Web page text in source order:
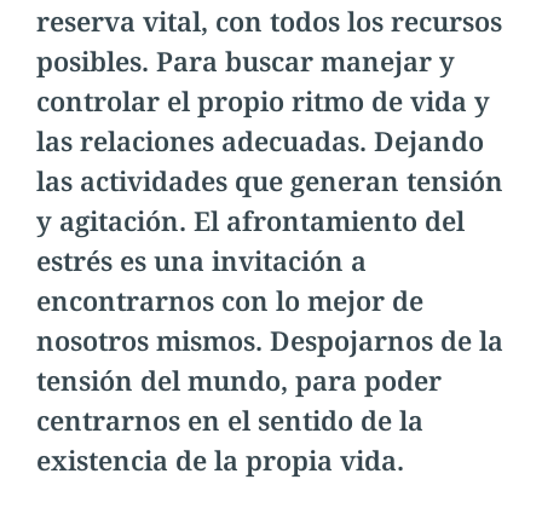
reserva vital, con todos los recursos
posibles. Para buscar manejar y
controlar el propio ritmo de vida y
las relaciones adecuadas. Dejando
las actividades que generan tensión
y agitación. El afrontamiento del
estrés es una invitación a
encontrarnos con lo mejor de
nosotros mismos. Despojarnos de la
tensión del mundo, para poder
centrarnos en el sentido de la
existencia de la propia vida.